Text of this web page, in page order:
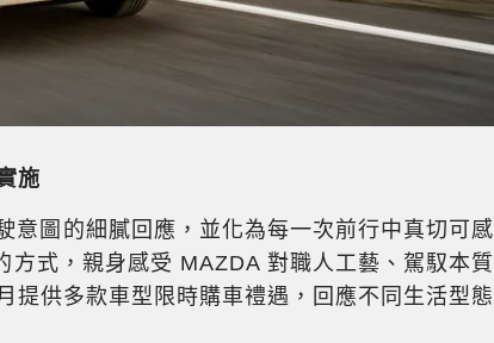
施
意圖的細膩回應，並化為每一次前行中真切可感
式，親身感受 MAZDA 對職人工藝、駕馭本質
提供多款車型限時購車禮遇，回應不同生活型態